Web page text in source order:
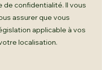
de confidentialité. Il vous
assurer que vous
applicable à vos
localisation.